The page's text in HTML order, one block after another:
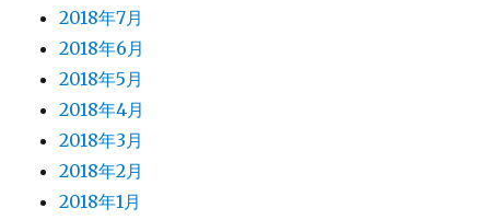
2018年7月
2018年6月
2018年5月
2018年4月
2018年3月
2018年2月
2018年1月